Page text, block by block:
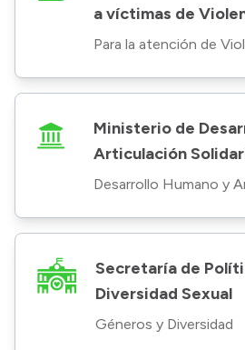
a víctimas de
Para la atención de
Ministerio de
Articulación
Desarrollo Humano y
Secretaría de
Diversidad Sexual
Géneros y Diversidad